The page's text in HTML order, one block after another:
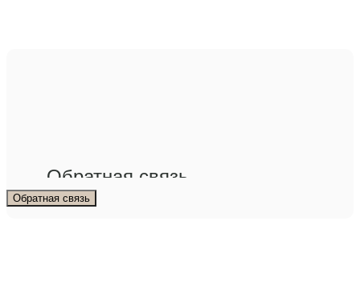
Обратная связь
Обратная связь